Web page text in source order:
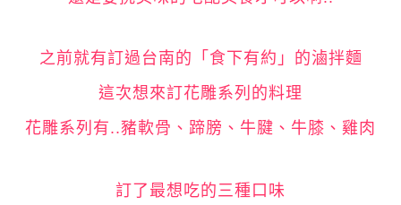
之前就有訂過台南的「食下有約」的滷拌麵
這次想來訂花雕系列的料理
花雕系列有..豬軟骨、蹄膀、牛腱、牛膝、雞肉
訂了最想吃的三種口味